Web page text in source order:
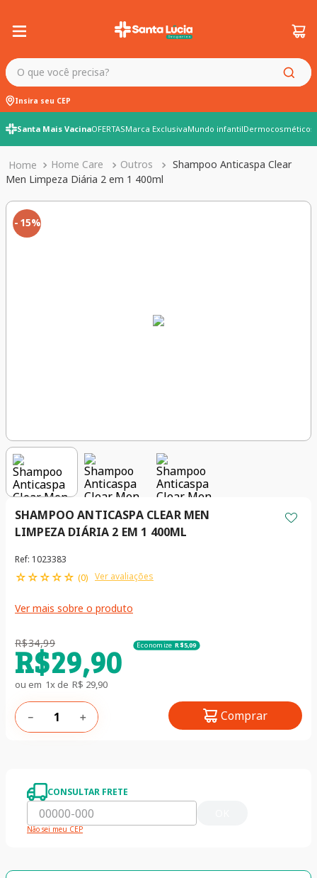
O que você precisa?
Insira seu CEP
Santa Mais VacinaOFERTASMarca ExclusivaMundo infantilDermocosméticos
Home Care Outros
Shampoo Anticaspa Clear
Men Limpeza Diária 2 em 1 400ml
15%
SHAMPOO ANTICASPA CLEAR MEN
LIMPEZA DIÁRIA 2 EM 1 400ML
Ref: 1023383
☆☆☆☆☆ (0) Ver avaliações
Ver mais sobre o produto
R$34,99 Economize R$5,09
R$29,90
ou em 1x de R$ 29,90
＋
－ Comprar
CONSULTAR FRETE
Não sei meu CEP